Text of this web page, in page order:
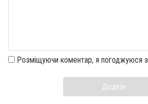
Розміщуючи коментар, я погоджуюся з
Додати